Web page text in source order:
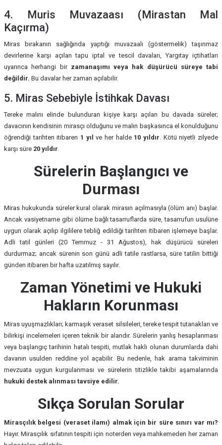
4. Muris Muvazaası (Mirastan Mal
Kaçırma)
Miras bırakanın sağlığında yaptığı muvazaalı (göstermelik) taşınmaz
devirlerine karşı açılan tapu iptal ve tescil davaları, Yargıtay içtihatları
uyarınca herhangi bir zamanaşımı veya hak düşürücü süreye tabi
değildir. Bu davalar her zaman açılabilir.
5. Miras Sebebiyle İstihkak Davası
Tereke malını elinde bulunduran kişiye karşı açılan bu davada süreler;
davacının kendisinin mirasçı olduğunu ve malın başkasınca el konulduğunu
öğrendiği tarihten itibaren 1 yıl ve her halde 10 yıldır. Kötü niyetli zilyede
karşı süre 20 yıldır.
Sürelerin Başlangıcı ve
Durması
Miras hukukunda süreler kural olarak mirasın açılmasıyla (ölüm anı) başlar.
Ancak vasiyetname gibi ölüme bağlı tasarruflarda süre, tasarrufun usulüne
uygun olarak açılıp ilgililere tebliğ edildiği tarihten itibaren işlemeye başlar.
Adli tatil günleri (20 Temmuz - 31 Ağustos), hak düşürücü süreleri
durdurmaz; ancak sürenin son günü adli tatile rastlarsa, süre tatilin bittiği
günden itibaren bir hafta uzatılmış sayılır.
Zaman Yönetimi ve Hukuki
Hakların Korunması
Miras uyuşmazlıkları; karmaşık veraset silsileleri, tereke tespit tutanakları ve
bilirkişi incelemeleri içeren teknik bir alandır. Sürelerin yanlış hesaplanması
veya başlangıç tarihinin hatalı tespiti, mutlak haklı olunan durumlarda dahi
davanın usulden reddine yol açabilir. Bu nedenle, hak arama takviminin
mevzuata uygun kurgulanması ve sürelerin titizlikle takibi aşamalarında
hukuki destek alınması tavsiye edilir.
Sıkça Sorulan Sorular
Mirasçılık belgesi (veraset ilamı) almak için bir süre sınırı var mı?
Hayır. Mirasçılık sıfatının tespiti için noterden veya mahkemeden her zaman